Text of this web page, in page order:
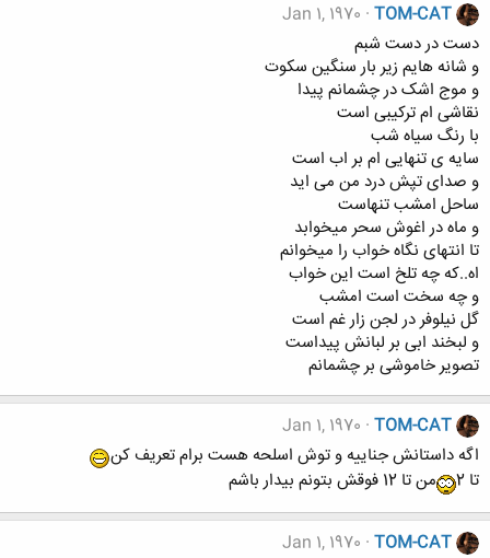
TOM-CAT
Jan 1, 1970
دست در دست شبم
و شانه هایم زیر بار سنگین سکوت
و موج اشک در چشمانم پیدا
نقاشی ام ترکیبی است
با رنگ سیاه شب
سایه ی تنهایی ام بر اب است
و صدای تپش درد من می اید
ساحل امشب تنهاست
و ماه در اغوش سحر میخوابد
تا انتهای نگاه خواب را میخوانم
اه..که چه تلخ است این خواب
و چه سخت است امشب
گل نیلوفر در لجن زار غم است
و لبخند ابی بر لبانش پیداست
تصویر خاموشی بر چشمانم
TOM-CAT
Jan 1, 1970
اگه داستانش جناییه و توش اسلحه هست برام تعریف کن
تا 2
من تا 12 فوقش بتونم بیدار باشم
TOM-CAT
Jan 1, 1970